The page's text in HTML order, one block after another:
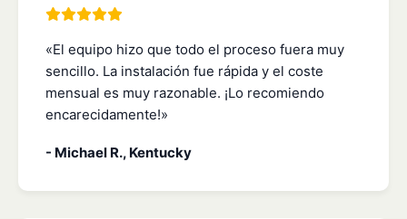
«El equipo hizo que todo el proceso fuera muy
sencillo. La instalación fue rápida y el coste
mensual es muy razonable. ¡Lo recomiendo
encarecidamente!»
- Michael R., Kentucky